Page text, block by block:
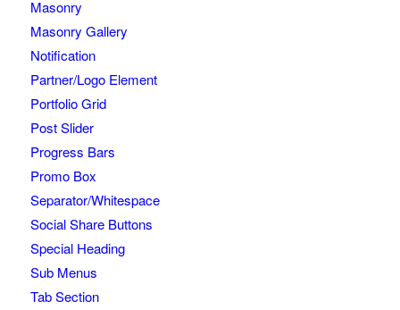
Masonry
Masonry Gallery
Notification
Partner/Logo Element
Portfolio Grid
Post Slider
Progress Bars
Promo Box
Separator/Whitespace
Social Share Buttons
Special Heading
Sub Menus
Tab Section